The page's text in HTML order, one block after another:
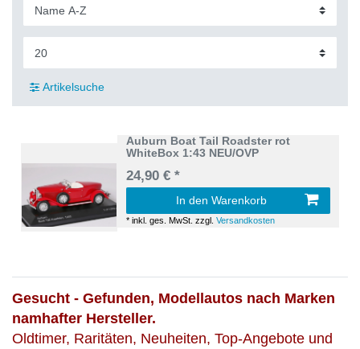
Artikelsuche
Auburn Boat Tail Roadster rot
WhiteBox 1:43 NEU/OVP
24,90 € *
In den Warenkorb
*inkl. ges. MwSt. zzgl.Versandkosten
Gesucht - Gefunden, Modellautos nach Marken
namhafter Hersteller.
Oldtimer, Raritäten, Neuheiten, Top-Angebote und